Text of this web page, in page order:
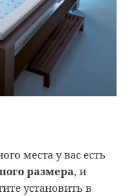
места у вас есть
размера, и
установить в